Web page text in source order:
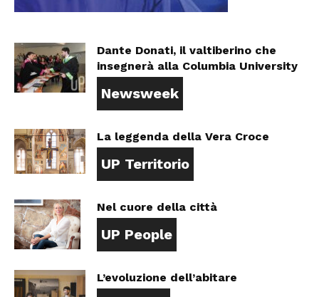
Dante Donati, il valtiberino che
insegnerà alla Columbia University
Newsweek
La leggenda della Vera Croce
UP Territorio
Nel cuore della città
UP People
L’evoluzione dell’abitare